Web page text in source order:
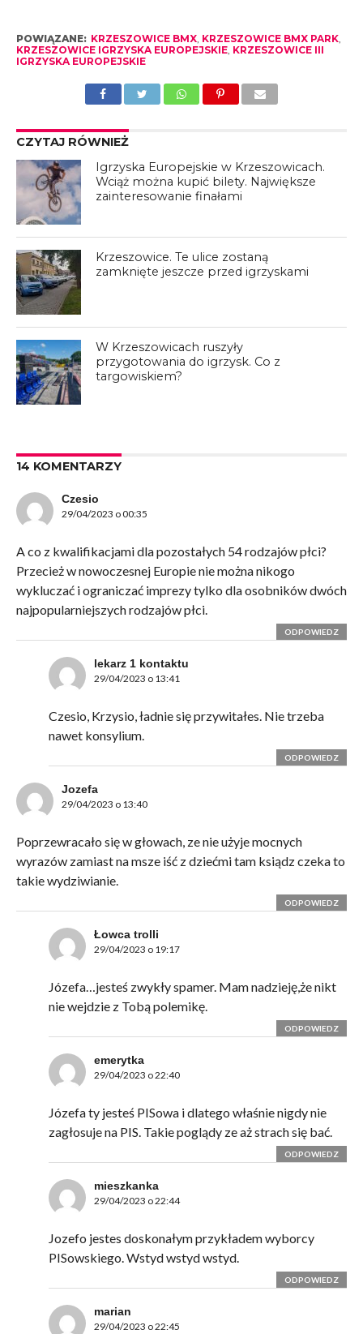
POWIĄZANE: KRZESZOWICE BMX, KRZESZOWICE BMX PARK,
KRZESZOWICE IGRZYSKA EUROPEJSKIE, KRZESZOWICE III
IGRZYSKA EUROPEJSKIE
CZYTAJ RÓWNIEŻ
Igrzyska Europejskie w Krzeszowicach.
Wciąż można kupić bilety. Największe
zainteresowanie finałami
Krzeszowice. Te ulice zostaną
zamknięte jeszcze przed igrzyskami
W Krzeszowicach ruszyły
przygotowania do igrzysk. Co z
targowiskiem?
14 KOMENTARZY
Czesio
29/04/2023 o 00:35
A co z kwalifikacjami dla pozostałych 54 rodzajów płci?
Przecież w nowoczesnej Europie nie można nikogo
wykluczać i ograniczać imprezy tylko dla osobników dwóch
najpopularniejszych rodzajów płci.
ODPOWIEDZ
lekarz 1 kontaktu
29/04/2023 o 13:41
Czesio, Krzysio, ładnie się przywitałes. Nie trzeba
nawet konsylium.
ODPOWIEDZ
Jozefa
29/04/2023 o 13:40
Poprzewracało się w głowach, ze nie użyje mocnych
wyrazów zamiast na msze iść z dziećmi tam ksiądz czeka to
takie wydziwianie.
ODPOWIEDZ
Łowca trolli
29/04/2023 o 19:17
Józefa…jesteś zwykły spamer. Mam nadzieję,że nikt
nie wejdzie z Tobą polemikę.
ODPOWIEDZ
emerytka
29/04/2023 o 22:40
Józefa ty jesteś PISowa i dlatego właśnie nigdy nie
zagłosuje na PIS. Takie poglądy ze aż strach się bać.
ODPOWIEDZ
mieszkanka
29/04/2023 o 22:44
Jozefo jestes doskonałym przykładem wyborcy
PISowskiego. Wstyd wstyd wstyd.
ODPOWIEDZ
marian
29/04/2023 o 22:45